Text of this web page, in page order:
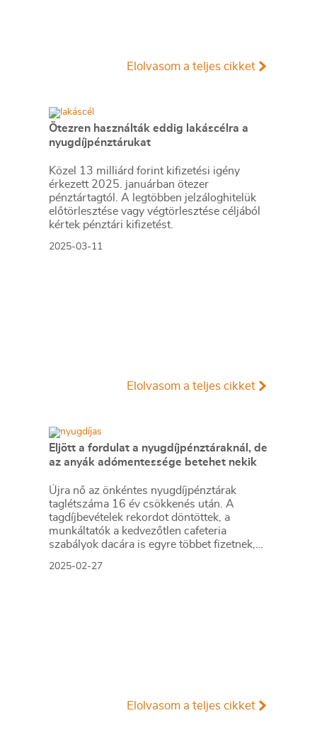
Elolvasom a teljes cikket
Ötezren használták eddig lakáscélra a
nyugdíjpénztárukat
Közel 13 milliárd forint kifizetési igény
érkezett 2025. januárban ötezer
pénztártagtól. A legtöbben jelzáloghitelük
előtörlesztése vagy végtörlesztése céljából
kértek pénztári kifizetést.
2025-03-11
Elolvasom a teljes cikket
Eljött a fordulat a nyugdíjpénztáraknál, de
az anyák adómentessége betehet nekik
Újra nő az önkéntes nyugdíjpénztárak
taglétszáma 16 év csökkenés után. A
tagdíjbevételek rekordot döntöttek, a
munkáltatók a kedvezőtlen cafeteria
szabályok dacára is egyre többet fizetnek,
2025-02-27
Elolvasom a teljes cikket